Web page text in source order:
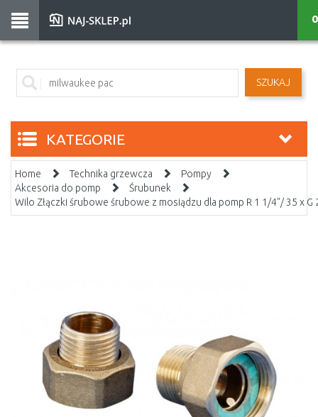
SZUKAJ
KATEGORIE
Home Technika grzewcza
Pompy
Akcesoria do pomp
Śrubunek
Wilo Złączki śrubowe śrubowe z mosiądzu dla pomp R 1 1/4"/ 35 x G